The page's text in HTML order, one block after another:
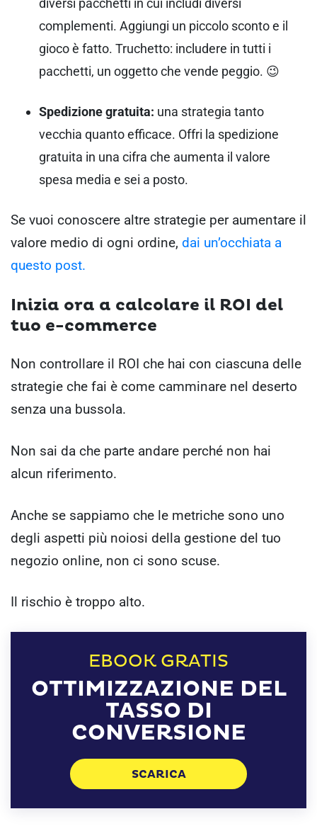
complementi. Aggiungi un piccolo sconto e il
gioco è fatto. Truchetto: includere in tutti i
pacchetti, un oggetto che vende peggio. 😉
Spedizione gratuita: una strategia tanto
vecchia quanto efficace. Offri la spedizione
gratuita in una cifra che aumenta il valore
spesa media e sei a posto.
Se vuoi conoscere altre strategie per aumentare il
valore medio di ogni ordine, dai un’occhiata a
questo post.
Inizia ora a calcolare il ROI del
tuo e-commerce
Non controllare il ROI che hai con ciascuna delle
strategie che fai è come camminare nel deserto
senza una bussola.
Non sai da che parte andare perché non hai
alcun riferimento.
Anche se sappiamo che le metriche sono uno
degli aspetti più noiosi della gestione del tuo
negozio online, non ci sono scuse.
Il rischio è troppo alto.
EBOOK GRATIS
OTTIMIZZAZIONE DEL
TASSO DI
CONVERSIONE
SCARICA